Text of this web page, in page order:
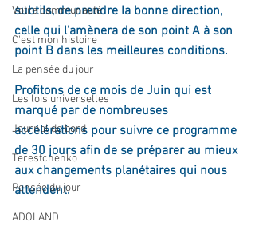
Votre communauté
C'est mon histoire
La pensée du jour
Les lois universelles
Journal de bord
Terestchenko
Pensée du jour
ADOLAND
subtils, de prendre la bonne direction,
celle qui l'amènera de son point A à son
point B dans les meilleures conditions.
Profitons de ce mois de Juin qui est
marqué par de nombreuses
accélérations pour suivre ce programme
de 30 jours afin de se préparer au mieux
aux changements planétaires qui nous
attendent.